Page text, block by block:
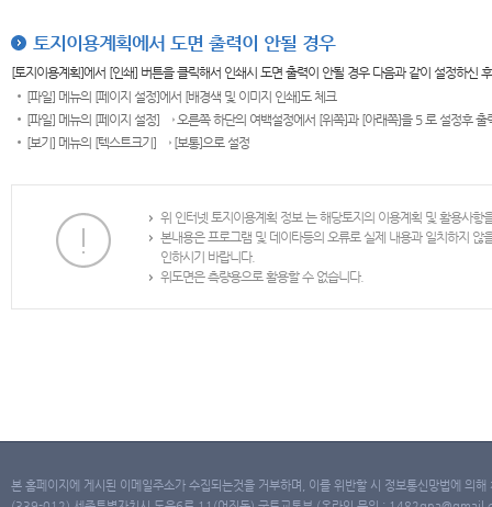
토지이용계획에서 도면 출력이 안될 경우
[토지이용계획]에서 [인쇄] 버튼을 클릭해서 인쇄시 도면 출력이 안될 경우 다음과 같이 설정하신
[파일] 메뉴의 [페이지 설정]에서 [배경색 및 이미지 인쇄]도 체크
[파일] 메뉴의 [페이지 설정] → 오른쪽 하단의 여백설정에서 [위쪽]과 [아래쪽]을 5 로 설정후 출
[보기] 메뉴의 [텍스트크기] → [보통]으로 설정
위 인터넷 토지이용계획 정보 는 해당토지의 이용계획 및 활용사
본내용은 프로그램 및 데이타등의 오류로 실제 내용과 일치하지
인하시기 바랍니다.
위도면은 측량용으로 활용할 수 없습니다.
본 홈페이지에 게시된 이메일주소가 수집되는것을 거부하며, 이를 위반할 시 정보통신망법에 의